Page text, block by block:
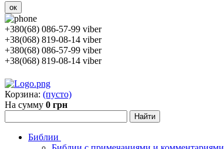
ок
+380(68) 086-57-99 viber
+38(068) 819-08-14 viber
+380(68) 086-57-99 viber
+38(068) 819-08-14 viber
Корзина: (пусто)
На сумму 0 грн
Библии